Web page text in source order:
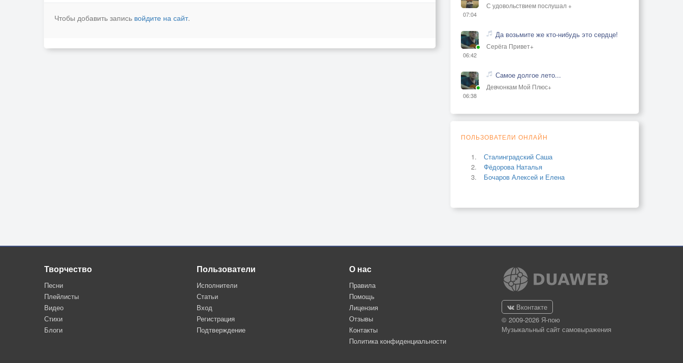
Чтобы добавить запись войдите на сайт. 07:04
С удовольствием послушал +
06:42
Да возьмите же кто-нибудь это сердце!
Серёга Привет+
06:38
Самое долгое лето...
Девчонкам Мой Плюс+
ПОЛЬЗОВАТЕЛИ ОНЛАЙН
Сталинградский Саша
Фёдорова Наталья
Бочаров Алексей и Елена
Творчество
Песни
Плейлисты
Видео
Стихи
Блоги
Пользователи
Исполнители
Статьи
Вход
Регистрация
Подтверждение
О нас
Правила
Помощь
Лицензия
Отзывы
Контакты
Политика конфиденциальности
Вконтакте
© 2009-2026 Я-пою
Музыкальный сайт самовыражения